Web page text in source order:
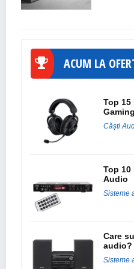
ACUM LA
Top 15
Căști
Top
Audio
Sisteme
Care
audio?
Sisteme